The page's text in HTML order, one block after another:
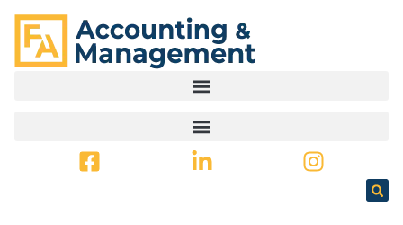
SPRINGEN